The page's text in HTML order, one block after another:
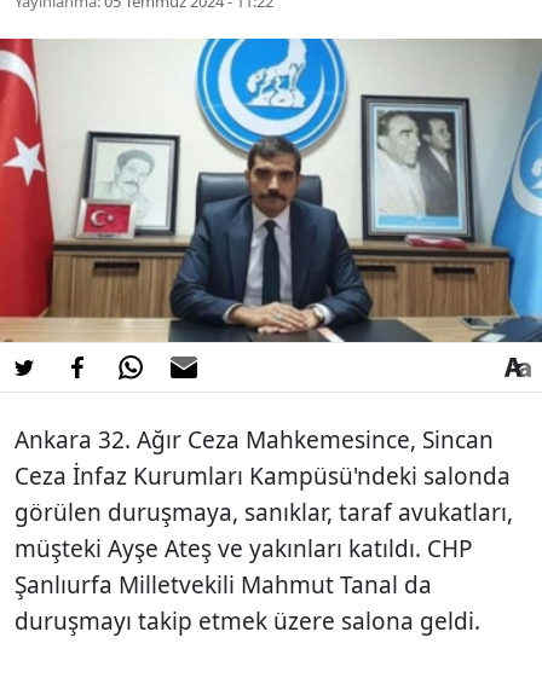
Ankara 32. Ağır Ceza Mahkemesince, Sincan
Ceza İnfaz Kurumları Kampüsü'ndeki salonda
görülen duruşmaya, sanıklar, taraf avukatları,
müşteki Ayşe Ateş ve yakınları katıldı. CHP
Şanlıurfa Milletvekili Mahmut Tanal da
duruşmayı takip etmek üzere salona geldi.